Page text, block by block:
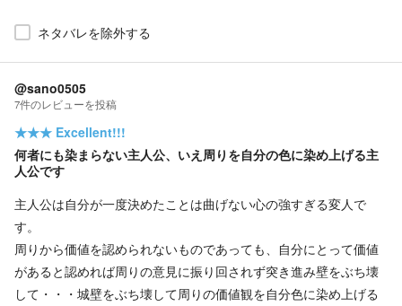
ネタバレを除外する
@sano0505
7件のレビューを投稿
★★★ Excellent!!!
何者にも染まらない主人公、いえ周りを自分の色に染め上げる主
人公です
主人公は自分が一度決めたことは曲げない心の強すぎる変人で
す。
周りから価値を認められないものであっても、自分にとって価値
があると認めれば周りの意見に振り回されず突き進み壁をぶち壊
して・・・城壁をぶち壊して周りの価値観を自分色に染め上げる